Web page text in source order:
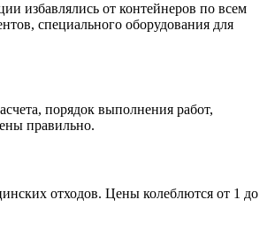
избавлялись от контейнеров по всем
специального оборудования для
порядок выполнения работ,
правильно.
отходов. Цены колеблются от 1 до